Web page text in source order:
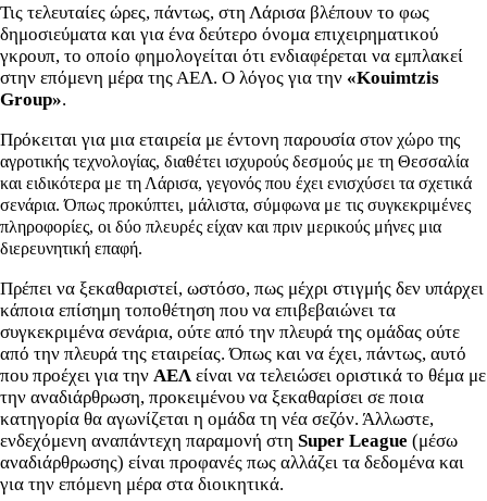
Τις τελευταίες ώρες, πάντως, στη Λάρισα βλέπουν το φως
δημοσιεύματα και για ένα δεύτερο όνομα επιχειρηματικού
γκρουπ, το οποίο φημολογείται ότι ενδιαφέρεται να εμπλακεί
στην επόμενη μέρα της ΑΕΛ. Ο λόγος για την «Kouimtzis
Group».
Πρόκειται για μια εταιρεία με έντονη παρουσία στον χώρο της
αγροτικής τεχνολογίας, διαθέτει ισχυρούς δεσμούς με τη Θεσσαλία
και ειδικότερα με τη Λάρισα, γεγονός που έχει ενισχύσει τα σχετικά
σενάρια. Όπως προκύπτει, μάλιστα, σύμφωνα με τις συγκεκριμένες
πληροφορίες, οι δύο πλευρές είχαν και πριν μερικούς μήνες μια
διερευνητική επαφή.
Πρέπει να ξεκαθαριστεί, ωστόσο, πως μέχρι στιγμής δεν υπάρχει
κάποια επίσημη τοποθέτηση που να επιβεβαιώνει τα
συγκεκριμένα σενάρια, ούτε από την πλευρά της ομάδας ούτε
από την πλευρά της εταιρείας. Όπως και να έχει, πάντως, αυτό
που προέχει για την ΑΕΛ είναι να τελειώσει οριστικά το θέμα με
την αναδιάρθρωση, προκειμένου να ξεκαθαρίσει σε ποια
κατηγορία θα αγωνίζεται η ομάδα τη νέα σεζόν. Άλλωστε,
ενδεχόμενη αναπάντεχη παραμονή στη Super League (μέσω
αναδιάρθρωσης) είναι προφανές πως αλλάζει τα δεδομένα και
για την επόμενη μέρα στα διοικητικά.